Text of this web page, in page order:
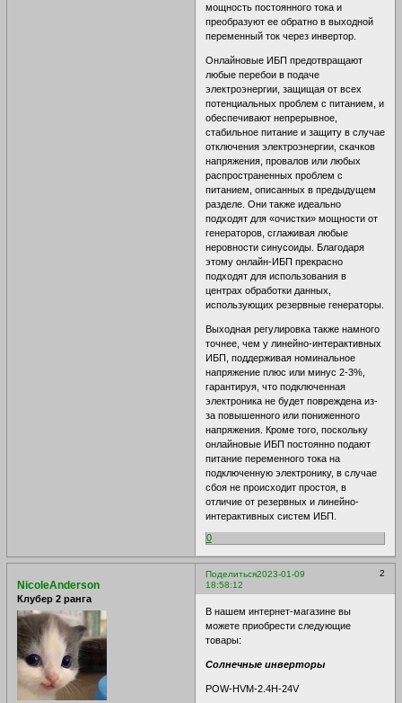
мощность постоянного тока и
преобразуют ее обратно в выходной
переменный ток через инвертор.
Онлайновые ИБП предотвращают
любые перебои в подаче
электроэнергии, защищая от всех
потенциальных проблем с питанием, и
обеспечивают непрерывное,
стабильное питание и защиту в случае
отключения электроэнергии, скачков
напряжения, провалов или любых
распространенных проблем с
питанием, описанных в предыдущем
разделе. Они также идеально
подходят для «очистки» мощности от
генераторов, сглаживая любые
неровности синусоиды. Благодаря
этому онлайн-ИБП прекрасно
подходят для использования в
центрах обработки данных,
использующих резервные генераторы.
Выходная регулировка также намного
точнее, чем у линейно-интерактивных
ИБП, поддерживая номинальное
напряжение плюс или минус 2-3%,
гарантируя, что подключенная
электроника не будет повреждена из-
за повышенного или пониженного
напряжения. Кроме того, поскольку
онлайновые ИБП постоянно подают
питание переменного тока на
подключенную электронику, в случае
сбоя не происходит простоя, в
отличие от резервных и линейно-
интерактивных систем ИБП.
0
Поделиться 2
2023-01-09
18:58:12
NicoleAnderson
Клубер 2 ранга
В нашем интернет-магазине вы
можете приобрести следующие
товары:
Солнечные инверторы
POW-HVM-2.4H-24V